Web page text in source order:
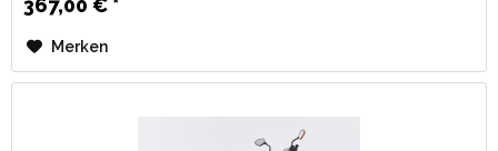
367,00 € *
Merken